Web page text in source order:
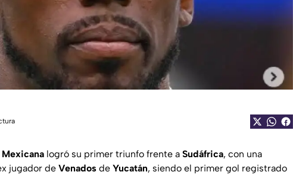
logró su primer triunfo frente a Sudáfrica, con una
jugador de Venados de Yucatán, siendo el primer gol registrado